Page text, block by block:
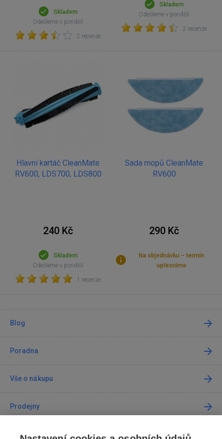
Skladem
Odešleme v pondělí
2 recenze
Skladem
Odešleme v pondělí
2 recenze
Hlavní kartáč CleanMate
RV600, LDS700, LDS800
240 Kč
Skladem
Odešleme v pondělí
1 recenze
Sada mopů CleanMate
RV600
290 Kč
Na objednávku – termín
upřesníme
Blog
Poradna
Vše o nákupu
Prodejny
Kontakt